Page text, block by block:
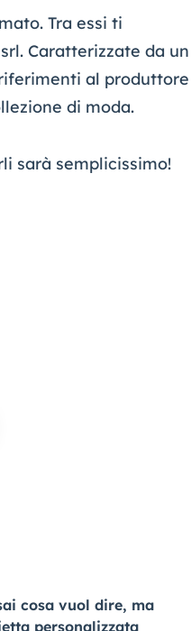
Tra essi ti
Caratterizzate da un
al produttore
di moda.
sarà semplicissimo!
cosa vuol dire, ma
personalizzata